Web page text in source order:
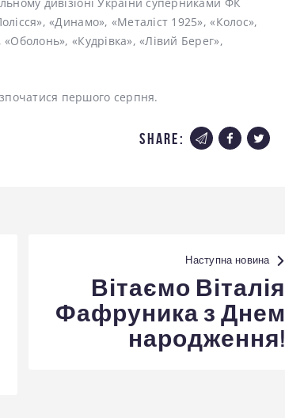
дивізіоні України суперниками ФК
«Динамо», «Металіст 1925», «Колос»,
«Кудрівка», «Лівий Берег»,
першого серпня.
share:
Наступна новина
Вітаємо Віталія
Фафруника з Днем
народження!